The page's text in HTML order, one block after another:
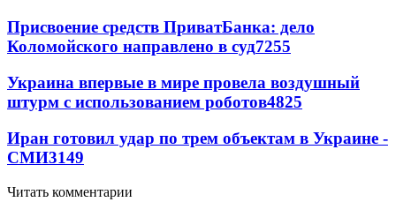
Присвоение средств ПриватБанка: дело
Коломойского направлено в суд7255
Украина впервые в мире провела воздушный
штурм с использованием роботов4825
Иран готовил удар по трем объектам в Украине -
СМИ3149
Читать комментарии